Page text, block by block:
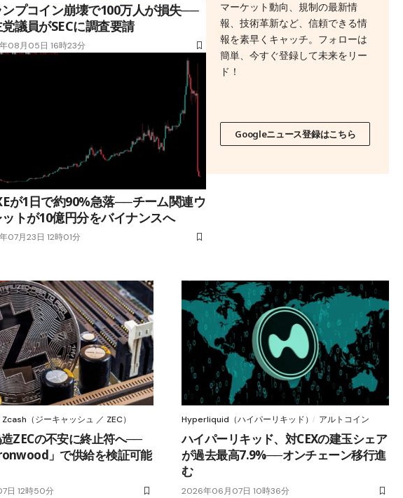
ンプコイン崩壊で100万人が損失──
議員がSECに調査要請
08月05日 16時23分
が1日で約90%急落──チーム関連ウ
トが10億円分をバイナンスへ
07月23日 12時01分
マーケット動向、規制の最新情
報、技術革新など、信頼できる情
報を素早くキャッチ。フォローは
簡単、今すぐ登録して未来をリー
ド！
Googleニュース登録はこちら
Zcash（ジーキャッシュ ／ ZEC）
ZECの不安に終止符へ──
」で供給を検証可能
日 12時50分
Hyperliquid（ハイパーリキッド） アルトコイン
ハイパーリキッド、対CEXの建玉シェア
が過去最高7.9%──オンチェーン移行進
む
2026年06月07日 10時36分